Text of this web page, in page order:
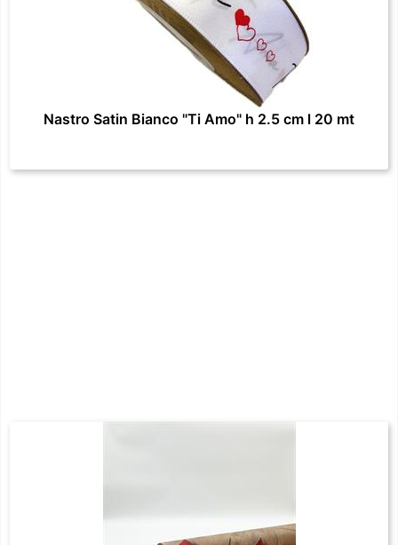
Nastro Satin Bianco "Ti Amo" h 2.5 cm l 20 mt